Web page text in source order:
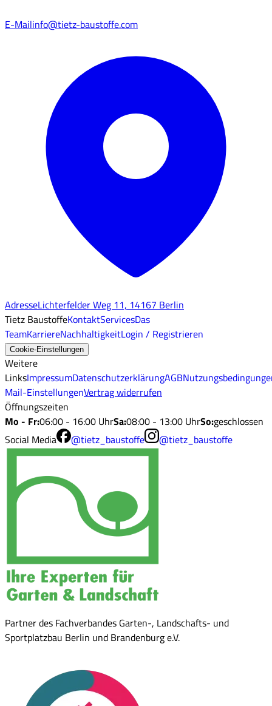
E-Mailinfo@tietz-baustoffe.com
AdresseLichterfelder Weg 11, 14167 Berlin
Tietz BaustoffeKontaktServicesDas
TeamKarriereNachhaltigkeitLogin / Registrieren
Cookie-Einstellungen
Weitere
LinksImpressumDatenschutzerklärungAGB
Mail-EinstellungenVertrag widerrufen
Öffnungszeiten
Mo - Fr:06:00 - 16:00 UhrSa:08:00 - 13:00 UhrSo:geschlossen
Social Media
@tietz_baustoffe @tietz_baustoffe
Partner des Fachverbandes Garten-, Landschafts- und
Sportplatzbau Berlin und Brandenburg e.V.